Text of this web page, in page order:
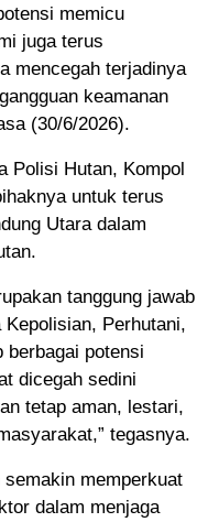
memicu
juga terus
mencegah terjadinya
keamanan
(30/6/2026).
Polisi Hutan, Kompol
untuk terus
Utara dalam
tanggung jawab
Perhutani,
berbagai potensi
dicegah sedini
tetap aman, lestari,
tegasnya.
memperkuat
dalam menjaga